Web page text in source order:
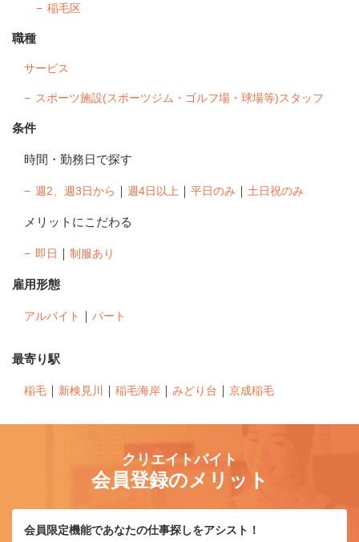
稲毛区
職種
サービス
スポーツ施設(スポーツジム・ゴルフ場・球場等)スタッフ
条件
時間・勤務日で探す
週2、週3日から ｜ 週4日以上 ｜ 平日のみ ｜ 土日祝のみ
メリットにこだわる
即日 ｜ 制服あり
雇用形態
アルバイト ｜ パート
最寄り駅
稲毛 ｜ 新検見川 ｜ 稲毛海岸 ｜ みどり台 ｜ 京成稲毛
クリエイトバイト
会員登録のメリット
会員限定機能であなたの仕事探しをアシスト！